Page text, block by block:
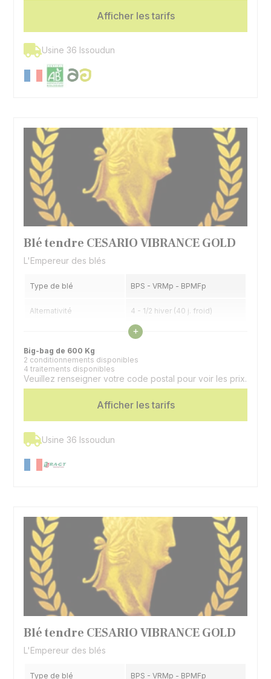
Afficher les tarifs
Usine 36 Issoudun
Blé tendre CESARIO VIBRANCE GOLD
L'Empereur des blés
Type de blé BPS - VRMp - BPMFp
Alternativité 4 - 1/2 hiver (40 j. froid)
7 - Précoce
Voir les caractéristiques
+
Big-bag de 600 Kg
2 conditionnements disponibles
4 traitements disponibles
Veuillez renseigner votre code postal pour voir les prix.
Afficher les tarifs
Usine 36 Issoudun
Blé tendre CESARIO VIBRANCE GOLD
L'Empereur des blés
Type de blé BPS - VRMp - BPMFp